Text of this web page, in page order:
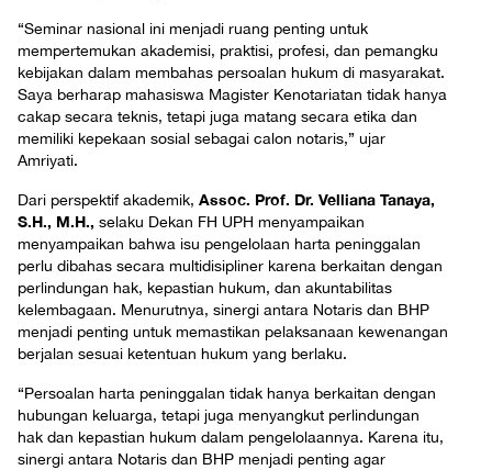
“Seminar nasional ini menjadi ruang penting untuk
mempertemukan akademisi, praktisi, profesi, dan pemangku
kebijakan dalam membahas persoalan hukum di masyarakat.
Saya berharap mahasiswa Magister Kenotariatan tidak hanya
cakap secara teknis, tetapi juga matang secara etika dan
memiliki kepekaan sosial sebagai calon notaris,” ujar
Amriyati.
Dari perspektif akademik, Assoc. Prof. Dr. Velliana Tanaya,
S.H., M.H., selaku Dekan FH UPH menyampaikan
menyampaikan bahwa isu pengelolaan harta peninggalan
perlu dibahas secara multidisipliner karena berkaitan dengan
perlindungan hak, kepastian hukum, dan akuntabilitas
kelembagaan. Menurutnya, sinergi antara Notaris dan BHP
menjadi penting untuk memastikan pelaksanaan kewenangan
berjalan sesuai ketentuan hukum yang berlaku.
“Persoalan harta peninggalan tidak hanya berkaitan dengan
hubungan keluarga, tetapi juga menyangkut perlindungan
hak dan kepastian hukum dalam pengelolaannya. Karena itu,
sinergi antara Notaris dan BHP menjadi penting agar